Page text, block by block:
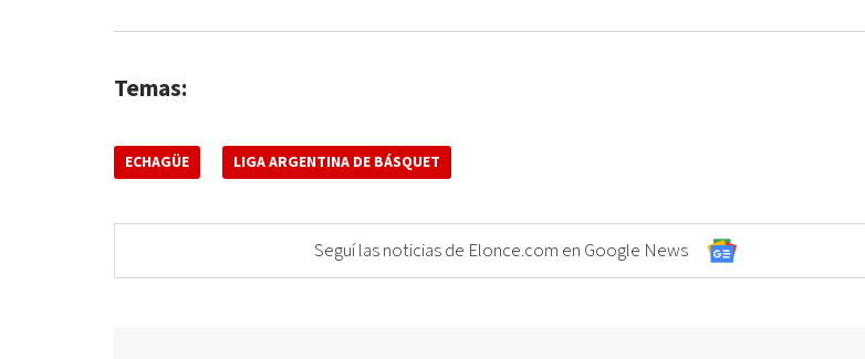
Temas:
ECHAGÜE LIGA ARGENTINA DE BÁSQUET
Seguí las noticias de Elonce.com en Google News